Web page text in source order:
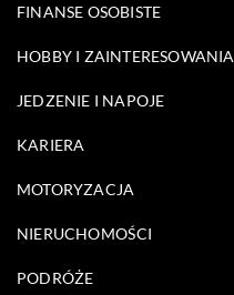
FINANSE OSOBISTE
HOBBY I ZAINTERESOWANIA
JEDZENIE I NAPOJE
KARIERA
MOTORYZACJA
NIERUCHOMOŚCI
PODRÓŻE